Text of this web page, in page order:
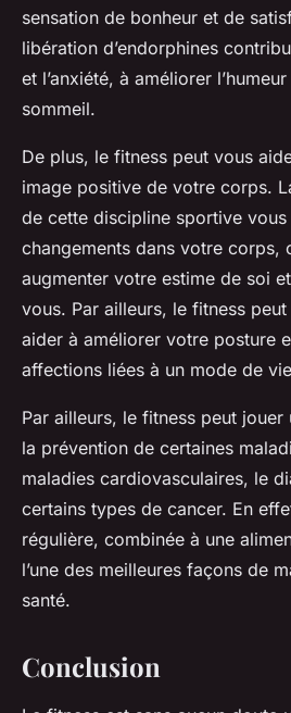
sensation de bonheur et de
libération d’endorphines
et l’anxiété, à améliorer
sommeil.
De plus, le fitness peut vous
image positive de votre corps.
de cette discipline sportive
changements dans votre corps,
augmenter votre estime de soi
vous. Par ailleurs, le fitness
aider à améliorer votre posture
affections liées à un mode de
Par ailleurs, le fitness peut
la prévention de certaines
maladies cardiovasculaires, le
certains types de cancer. En
régulière, combinée à une
l’une des meilleures façons de
santé.
Conclusion